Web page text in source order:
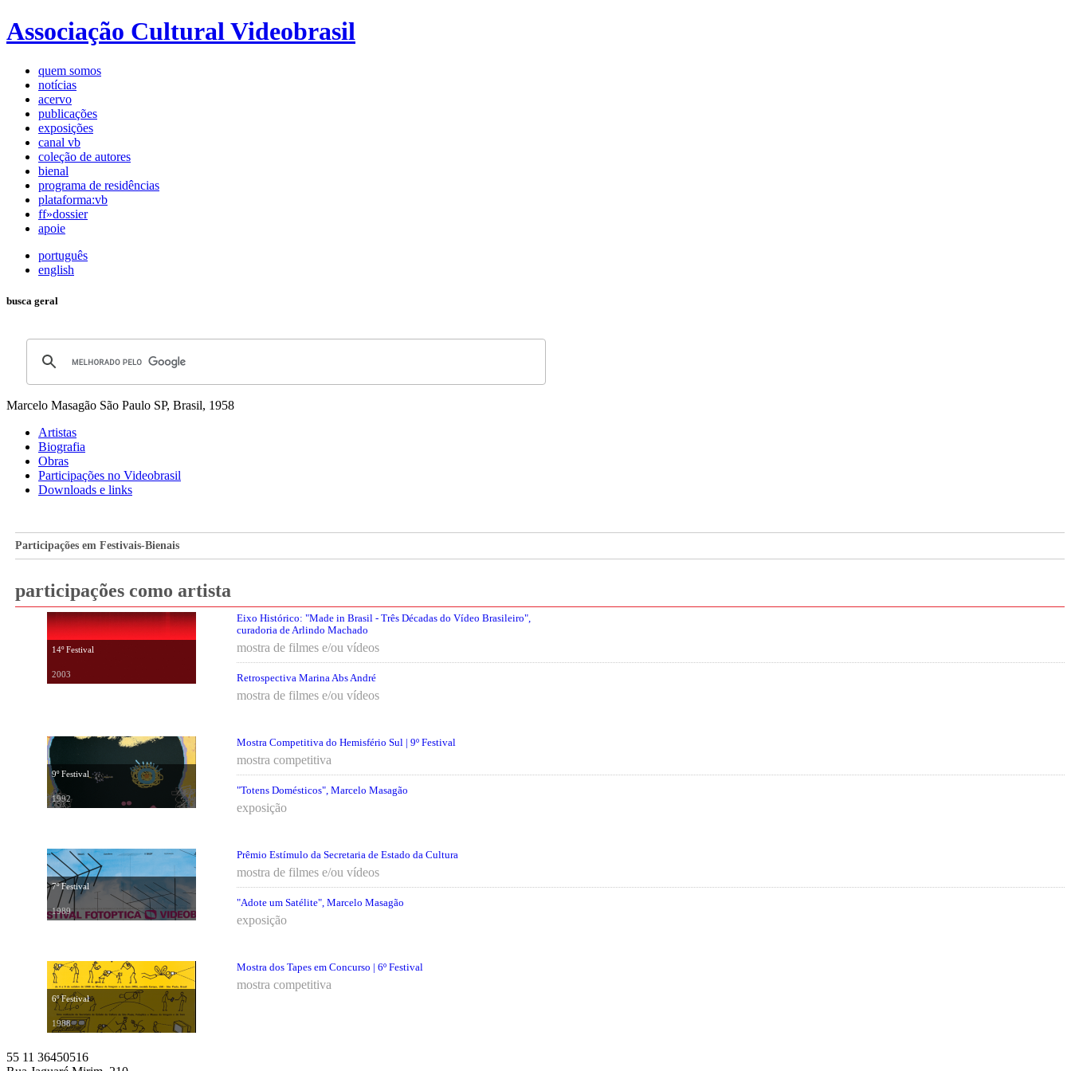
Associação Cultural Videobrasil
quem somos
notícias
acervo
publicações
exposições
canal vb
coleção de autores
bienal
programa de residências
plataforma:vb
ff»dossier
apoie
português
english
busca geral
Marcelo Masagão São Paulo SP, Brasil, 1958
Artistas
Biografia
Obras
Participações no Videobrasil
Downloads e links
Participações em Festivais-Bienais
participações como artista
14º Festival
2003
Eixo Histórico: "Made in Brasil - Três Décadas do Vídeo Brasileiro",
curadoria de Arlindo Machado
mostra de filmes e/ou vídeos
Retrospectiva Marina Abs André
mostra de filmes e/ou vídeos
9º Festival
1992
Mostra Competitiva do Hemisfério Sul | 9º Festival
mostra competitiva
"Totens Domésticos", Marcelo Masagão
exposição
7º Festival
1989
Prêmio Estímulo da Secretaria de Estado da Cultura
mostra de filmes e/ou vídeos
"Adote um Satélite", Marcelo Masagão
exposição
6º Festival
1988
Mostra dos Tapes em Concurso | 6º Festival
mostra competitiva
55 11 36450516